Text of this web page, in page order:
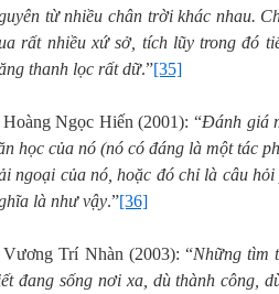
từ nhiều chân trời khác nhau.
rất nhiều xứ sở, tích lũy trong đó
thanh lọc rất dữ.”[35]
Ngọc Hiến (2001): “Đánh giá
học của nó (nó có đáng là một tác
ngoại của nó, hoặc đó chỉ là câu
là như vậy.”[36]
Vương Trí Nhàn (2003): “Những tìm
đang sống nơi xa, dù thành công,